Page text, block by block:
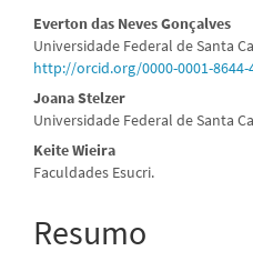
Conteúdo
do
artigo
principal
Everton das Neves Gonçalves
Universidade Federal de Santa
http://orcid.org/0000-0001-8644-
Joana Stelzer
Universidade Federal de Santa
Keite Wieira
Faculdades Esucri.
Resumo